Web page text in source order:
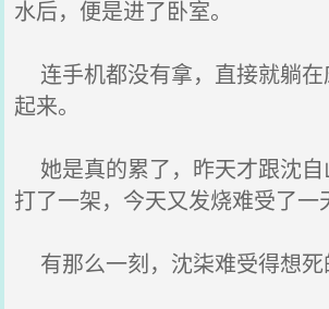
水后，便是进了卧室。
连手机都没有拿，直接就躺在
起来。
她是真的累了，昨天才跟沈自
打了一架，今天又发烧难受了一
有那么一刻，沈柒难受得想死